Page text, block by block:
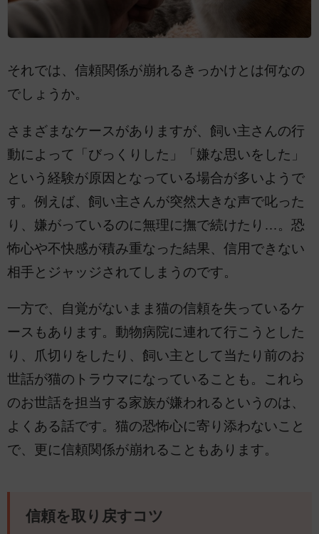
それでは、信頼関係が崩れるきっかけとは何なの
でしょうか。
さまざまなケースがありますが、飼い主さんの行
動によって「びっくりした」「嫌な思いをした」
という経験が原因となっている場合が多いようで
す。例えば、飼い主さんが突然大きな声で叱った
り、嫌がっているのに無理に撫で続けたり…。恐
怖心や不快感が積み重なった結果、信用できない
相手とジャッジされてしまうのです。
一方で、自覚がないまま猫の信頼を失っているケ
ースもあります。動物病院に連れて行こうとした
り、爪切りをしたり、飼い主として当たり前のお
世話が猫のトラウマになっていることも。これら
のお世話を担当する家族が嫌われるというのは、
よくある話です。猫の恐怖心に寄り添わないこと
で、更に信頼関係が崩れることもあります。
信頼を取り戻すコツ